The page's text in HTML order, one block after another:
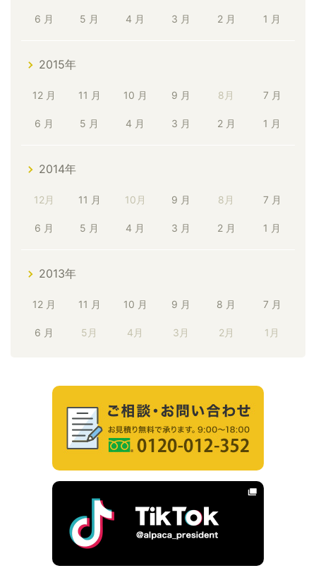
6 月 5 月 4 月 3 月 2 月 1 月
2015年
12 月 11 月 10 月 9 月 8月 7 月
6 月 5 月 4 月 3 月 2 月 1 月
2014年
12月 11 月 10月 9 月 8月 7 月
6 月 5 月 4 月 3 月 2 月 1 月
2013年
12 月 11 月 10 月 9 月 8 月 7 月
6 月 5月 4月 3月 2月 1月